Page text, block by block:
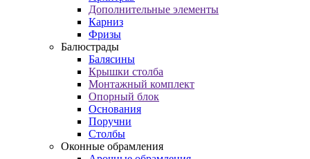
Дополнительные элементы
Карниз
Фризы
Балюстрады
Балясины
Крышки столба
Монтажный комплект
Опорный блок
Основания
Поручни
Столбы
Оконные обрамления